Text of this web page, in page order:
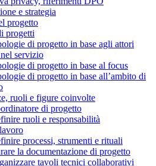
e strategia
progetto
progetti
di progetto in base agli attori
servizio
di progetto in base al focus
di progetto in base all’ambito di
ruoli e figure coinvolte
di progetto
ruoli e responsabilità
processi, strumenti e rituali
la documentazione di progetto
tavoli tecnici collaborativi